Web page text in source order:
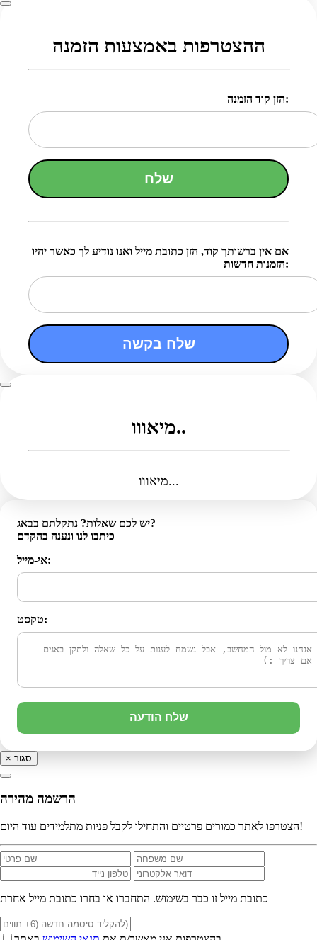
ההצטרפות באמצעות הזמנה
הזן קוד הזמנה:
שלח
אם אין ברשותך קוד, הזן כתובת מייל ואנו נודיע לך כאשר יהיו
הזמנות חדשות:
שלח בקשה
מיאווו..
מיאווו...
יש לכם שאלות? נתקלתם בבאג?
כיתבו לנו ונענה בהקדם
אי-מייל:
טקסט:
שלח הודעה
× סגור
הרשמה מהירה
הצטרפו לאתר כמורים פרטיים והתחילו לקבל פניות מתלמידים עוד היום!
כתובת מייל זו כבר בשימוש. התחברו או בחרו כתובת מייל אחרת